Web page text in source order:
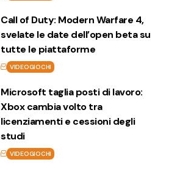
Call of Duty: Modern Warfare 4,
svelate le date dell’open beta su
tutte le piattaforme
VIDEOGIOCHI
Microsoft taglia posti di lavoro:
Xbox cambia volto tra
licenziamenti e cessioni degli
studi
VIDEOGIOCHI